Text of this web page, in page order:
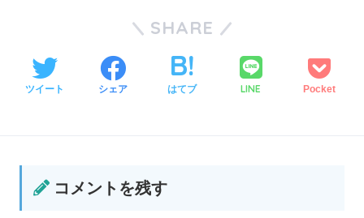
SHARE
ツイート シェア はてブ LINE Pocket
コメントを残す